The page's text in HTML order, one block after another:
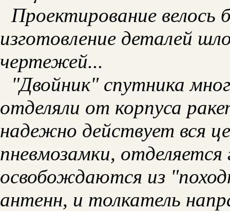
Проектирование
изготовление деталей
чертежей...
"Двойник" спутника
отделяли от корпуса
надежно действует вся
пневмозамки, отделяется
освобождаются из
антенн, и толкатель